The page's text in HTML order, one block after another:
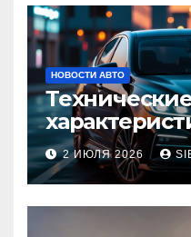
НОВОСТИ АВТО
доступные
GAC Empow
2 ИЮЛЯ 2026